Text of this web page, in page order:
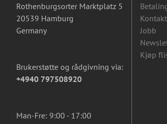
Rothenburgsorter Marktplatz 5
20539 Hamburg
Germany
Brukerstøtte og rådgivning via:
+4940 797508920
Man-Fre: 9:00 - 17:00
Kontakt
Jobb
Kjøp